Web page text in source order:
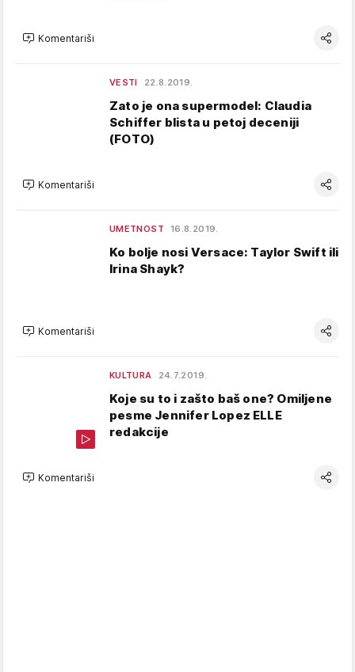
Komentariši
VESTI 22.8.2019.
Zato je ona supermodel: Claudia
Schiffer blista u petoj deceniji
(FOTO)
Komentariši
UMETNOST 16.8.2019.
Ko bolje nosi Versace: Taylor Swift ili
Irina Shayk?
Komentariši
KULTURA 24.7.2019.
Koje su to i zašto baš one? Omiljene
pesme Jennifer Lopez ELLE
redakcije
Komentariši